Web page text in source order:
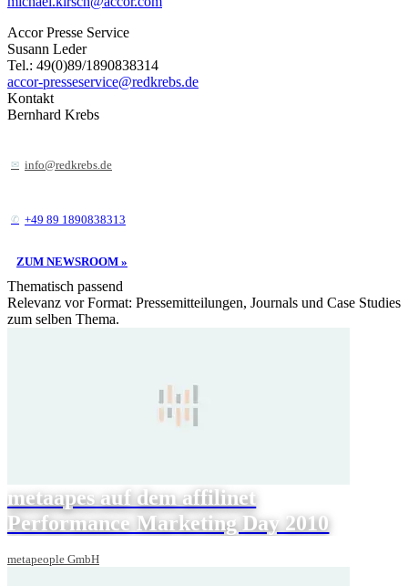
Accor Presse Service
Susann Leder
Tel.: 49(0)89/1890838314
accor-presseservice@redkrebs.de
Kontakt
Bernhard Krebs
info@redkrebs.de
+49 89 1890838313
ZUM NEWSROOM »
Thematisch passend
Relevanz vor Format: Pressemitteilungen, Journals und Case Studies
zum selben Thema.
metaapes auf dem affilinet
Performance Marketing Day 2010
metapeople GmbH